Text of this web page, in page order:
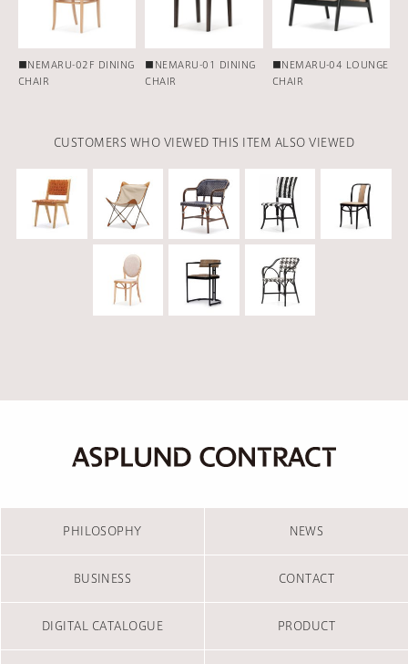
■NEMARU-02F DINING
CHAIR
■NEMARU-01 DINING
CHAIR
■NEMARU-04 LOUNGE
CHAIR
CUSTOMERS WHO VIEWED THIS ITEM ALSO VIEWED
PHILOSOPHY NEWS
BUSINESS CONTACT
DIGITAL CATALOGUE PRODUCT